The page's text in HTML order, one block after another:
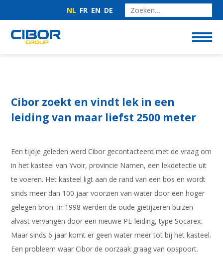
NL FR EN DE
Cibor zoekt en vindt lek in een
leiding van maar liefst 2500 meter
Een tijdje geleden werd Cibor gecontacteerd met de vraag om
in het kasteel van Yvoir, provincie Namen, een lekdetectie uit
te voeren. Het kasteel ligt aan de rand van een bos en wordt
sinds meer dan 100 jaar voorzien van water door een hoger
gelegen bron. In 1998 werden de oude gietijzeren buizen
alvast vervangen door een nieuwe PE-leiding, type Socarex.
Maar sinds 6 jaar komt er geen water meer tot bij het kasteel.
Een probleem waar Cibor de oorzaak graag van opspoort.